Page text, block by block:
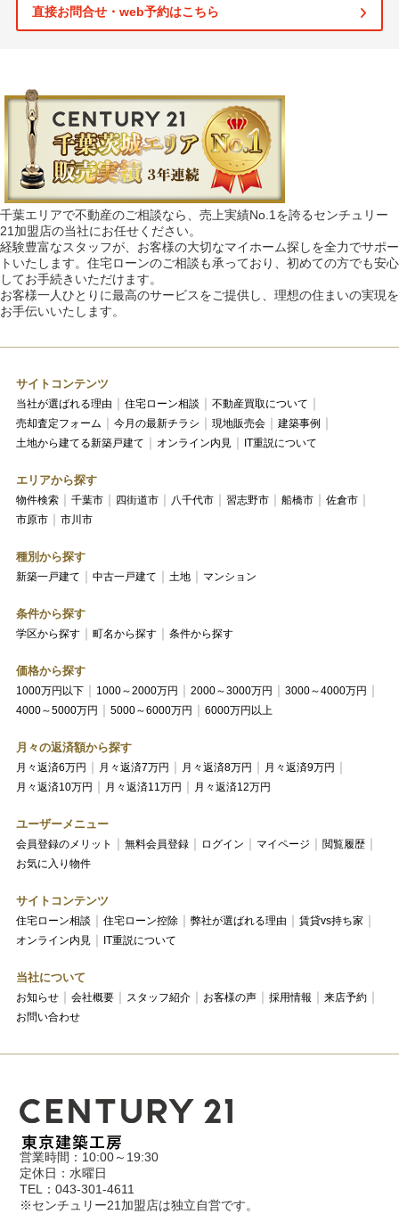
直接お問合せ・web予約はこちら
千葉エリアで不動産のご相談なら、売上実績No.1を誇るセンチュリー
21加盟店の当社にお任せください。
経験豊富なスタッフが、お客様の大切なマイホーム探しを全力でサポー
トいたします。住宅ローンのご相談も承っており、初めての方でも安心
してお手続きいただけます。
お客様一人ひとりに最高のサービスをご提供し、理想の住まいの実現を
お手伝いいたします。
サイトコンテンツ
当社が選ばれる理由 住宅ローン相談
不動産買取について
売却査定フォーム
今月の最新チラシ 現地販売会
建築事例
土地から建てる新築戸建て
オンライン内見 IT重説について
エリアから探す
物件検索 千葉市 四街道市 八千代市 習志野市 船橋市
佐倉市
市原市
市川市
種別から探す
新築一戸建て 中古一戸建て 土地 マンション
条件から探す
学区から探す 町名から探す 条件から探す
価格から探す
1000万円以下 1000～2000万円 2000～3000万円
3000～4000万円
4000～5000万円
5000～6000万円 6000万円以上
月々の返済額から探す
月々返済6万円 月々返済7万円 月々返済8万円
月々返済9万円
月々返済10万円
月々返済11万円 月々返済12万円
ユーザーメニュー
会員登録のメリット 無料会員登録 ログイン マイページ
閲覧履歴
お気に入り物件
サイトコンテンツ
住宅ローン相談 住宅ローン控除 弊社が選ばれる理由
賃貸vs持ち家
オンライン内見
IT重説について
当社について
お知らせ 会社概要 スタッフ紹介 お客様の声 採用情報
来店予約
お問い合わせ
営業時間：10:00～19:30
定休日：水曜日
TEL：043-301-4611
※センチュリー21加盟店は独立自営です。